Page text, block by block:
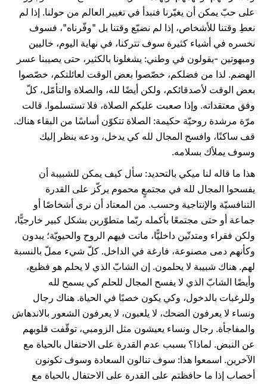
على حبّ يمكن أن يغيّرنا فنبدأ في تغيير العالم من حولنا. إذا لم
نعطِ وقتنا للأشخاص، إذا لم نضيّع وقتنا بل "وفّرناه"، فسوف
نخسره في أشياء كثيرة سوف تتركنا، في نهاية اليوم، خاليين
ومبهوتين -يقولون في وطني: يشغلونا بالكثير، حتى يصيبنا عسر
الهضم. لذا من فضلكم، خصّصوا بعض الوقت لعائلتكم، خصّصوا
بعض الوقت لأصدقائكم، ولكن أيضًا لله، والصلاة والتأمّل، كلّ
وفق معتقداته. وإذا صعبت عليكم الصلاة، فلا تستسلموا. قالت
مرّة مرشدة روحيّة حكيمة: الصلاة تتكوّن أساسًا من البقاء هناك.
قف ساكنًا، وافسح المجال لله كي يدخل، ودعه ينظر إليك
وسوف يملأك بسلامه.
هذا ما قاله لنا ميكي بالتحديد: سأل كيف يمكن للشبيبة أن
يفسحوا المجال لله في مجتمعٍ محموم يركّز على القدرة
التنافسيّة والإنتاجية وحسب. من المعتاد أن نرى أشخاصًا أو
جماعة أو حتى مجتمعًا بأكمله ربّما متطوّرين بشكل كبير خارجيًّا،
ولكن فقراء ومتدنّين داخليًّا، ماتت فيهم الروح والحيويّة؛ يبدون
وكأنهم دمى مصنوعة، فارغة في الداخل. كلّ شيء مملّ بالنسبة
لهم. هناك شبيبة لا يحلمون. إن الشابّ الذي لا يحلم هو فظيع،
وأيضًا الشابّ الذي لا يفسح المجال للحلم كي يسمح لله
وللرغبات بالدخول، وكي يكون خصبًا في الحياة. هناك رجال
ونساء لا يعرفون الضحك، لا يلعبون، لا يعرفون الشعور بالاندهاش
والمفاجأة. رجال ونساء يعيشون مثل الزومبي، توقّفت قلوبهم
عن النبض. لماذا؟ بسبب عدم القدرة على الاحتفال بالحياة مع
الآخرين. اسمعوا هذا: سوف تنالون السعادة وسوف تكونون
أخصاب إذا ما حافظتم على القدرة على الاحتفال بالحياة مع